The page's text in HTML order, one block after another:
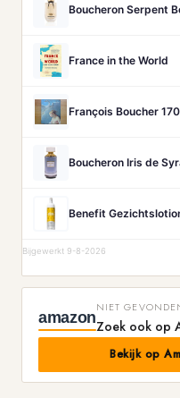
France in the World
Bijgewerkt 9-8-2026
amazon
NIET
Zoek ook op
Bekijk op